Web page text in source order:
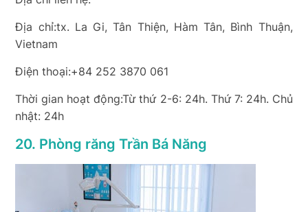
Địa chỉ:tx. La Gi, Tân Thiện, Hàm Tân, Bình Thuận,
Vietnam
Điện thoại:+84 252 3870 061
Thời gian hoạt động:Từ thứ 2-6: 24h. Thứ 7: 24h. Chủ
nhật: 24h
20. Phòng răng Trần Bá Năng